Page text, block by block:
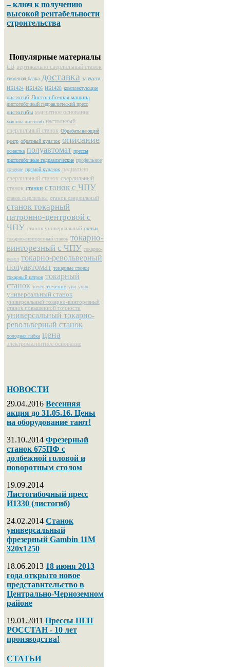
– ключ к получению
высокой рентабельности
строительства
Популярные материалы
CU вертикально сверлильный станок
гибочная балка доставка запчасти
ИБ1424 ИБ1426 ИБ1428 комплектующие
листогиб Листогибочная машина
листогибочный гидравлический пресс
листогибы магнитное основание
машина-листогиб настольный
сверлильный станок Обрабатывающий
центр обратный кулачок описание
оснастка полуавтомат прессы
листогибочные гидравлические профильное
точение прямой кулачок радиально
сверлильный станок сверлильный
станок станки станок с ЧПУ
станок сверлильны станок сверлильный
станок токарный
патронно-центровой с
ЧПУ станок универсальный статьи
токарно-винторезный станок токарно-
винторезный с ЧПУ токарно-
револ токарно-револьверный
полуавтомат токарные станки
токарный патрон токарный
станок точен точение уни унив
универсальный станок
универсальный токарно-винторезный
станок повышенной точности
универсальный токарно-
револьверный станок
холодная гибка цена
электромагнитное основание
НОВОСТИ
29.04.2016 Весенняя
акция до 31.05.16. Цены
на оборудование тают!
31.10.2014 Фрезерный
станок 675ПФ с
долбежной головой и
поворотным столом
19.09.2014
Листогибочный пресс
И1330 (листогиб)
24.02.2014 Станок
универсальный
фрезерный Gambin 11M
320х1250
18.06.2013 18 июня 2013
года открыто новое
представительство в
Центрально-Черноземном
районе
19.01.2011 Прессы ПГП
РОССТАН - 10 лет
производства!
СТАТЬИ